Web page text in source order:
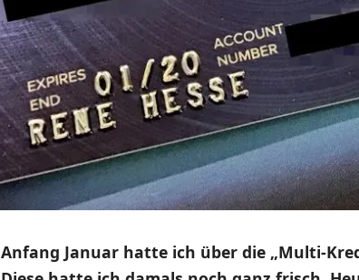
Anfang Januar hatte ich über die „Multi-